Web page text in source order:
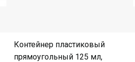
Контейнер пластиковый
прямоугольный 125 мл,